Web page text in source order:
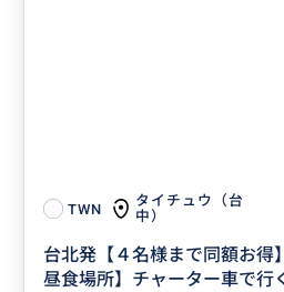
TWN
タイチュウ（台
中）
台北発【４名様まで同額お得
昼食場所】チャーター車で行